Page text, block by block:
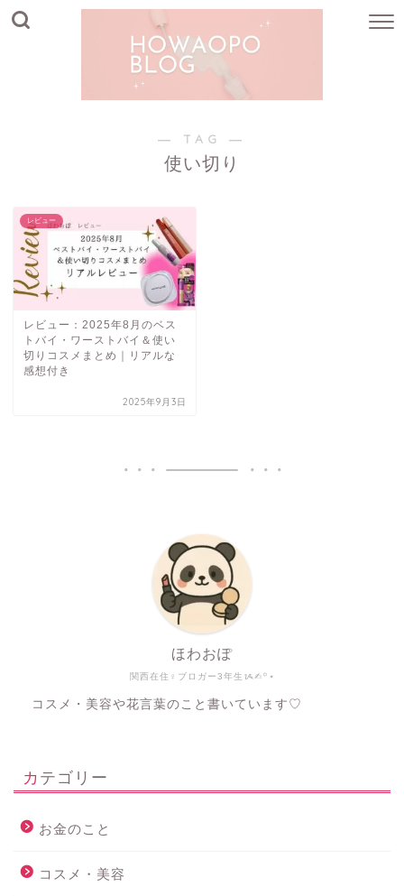
― TAG ―
使い切り
レビュー
レビュー：2025年8月のベス
トバイ・ワーストバイ＆使い
切りコスメまとめ｜リアルな
感想付き
2025年9月3日
関西在住♀ブロガー3年生ᝰ✍︎꙳⋆
ほわおぽ
コスメ・美容や花言葉のこと書いています♡
カテゴリー
お金のこと
コスメ・美容